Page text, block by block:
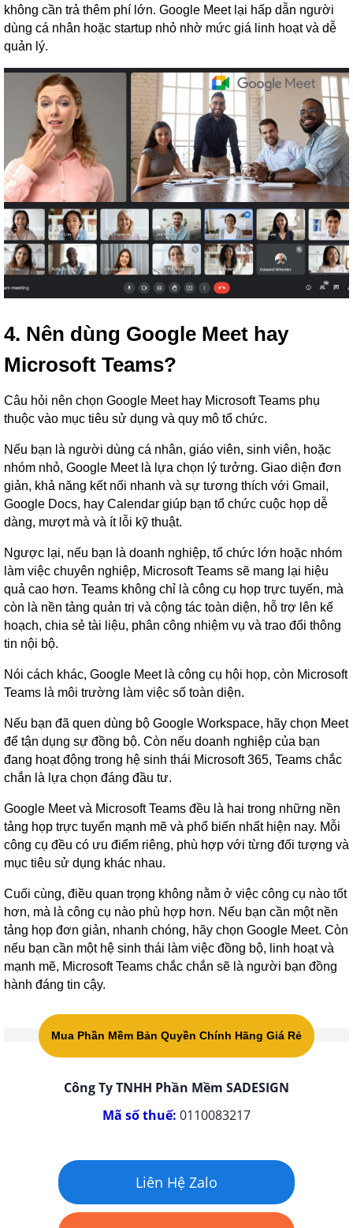
không cần trả thêm phí lớn. Google Meet lại hấp dẫn người
dùng cá nhân hoặc startup nhỏ nhờ mức giá linh hoạt và dễ
quản lý.
4. Nên dùng Google Meet hay
Microsoft Teams?
Câu hỏi nên chọn Google Meet hay Microsoft Teams phụ
thuộc vào mục tiêu sử dụng và quy mô tổ chức.
Nếu bạn là người dùng cá nhân, giáo viên, sinh viên, hoặc
nhóm nhỏ, Google Meet là lựa chọn lý tưởng. Giao diện đơn
giản, khả năng kết nối nhanh và sự tương thích với Gmail,
Google Docs, hay Calendar giúp bạn tổ chức cuộc họp dễ
dàng, mượt mà và ít lỗi kỹ thuật.
Ngược lại, nếu bạn là doanh nghiệp, tổ chức lớn hoặc nhóm
làm việc chuyên nghiệp, Microsoft Teams sẽ mang lại hiệu
quả cao hơn. Teams không chỉ là công cụ họp trực tuyến, mà
còn là nền tảng quản trị và cộng tác toàn diện, hỗ trợ lên kế
hoạch, chia sẻ tài liệu, phân công nhiệm vụ và trao đổi thông
tin nội bộ.
Nói cách khác, Google Meet là công cụ hội họp, còn Microsoft
Teams là môi trường làm việc số toàn diện.
Nếu bạn đã quen dùng bộ Google Workspace, hãy chọn Meet
để tận dụng sự đồng bộ. Còn nếu doanh nghiệp của bạn
đang hoạt động trong hệ sinh thái Microsoft 365, Teams chắc
chắn là lựa chọn đáng đầu tư.
Google Meet và Microsoft Teams đều là hai trong những nền
tảng họp trực tuyến mạnh mẽ và phổ biến nhất hiện nay. Mỗi
công cụ đều có ưu điểm riêng, phù hợp với từng đối tượng và
mục tiêu sử dụng khác nhau.
Cuối cùng, điều quan trọng không nằm ở việc công cụ nào tốt
hơn, mà là công cụ nào phù hợp hơn. Nếu bạn cần một nền
tảng họp đơn giản, nhanh chóng, hãy chọn Google Meet. Còn
nếu bạn cần một hệ sinh thái làm việc đồng bộ, linh hoạt và
mạnh mẽ, Microsoft Teams chắc chắn sẽ là người bạn đồng
hành đáng tin cậy.
Mua Phần Mềm Bản Quyền Chính Hãng Giá Rẻ
Công Ty TNHH Phần Mềm SADESIGN
Mã số thuế: 0110083217
Liên Hệ Zalo